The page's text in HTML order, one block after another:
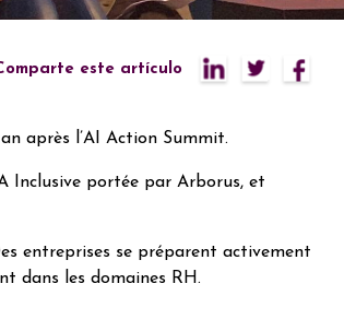
este artículo
après l’AI Action Summit.
Inclusive portée par Arborus, et
entreprises se préparent activement
dans les domaines RH.